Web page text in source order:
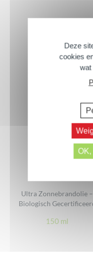
Ultra Zonnebrandolie –
Biologisch
150 ml
Deze
cookies
wat